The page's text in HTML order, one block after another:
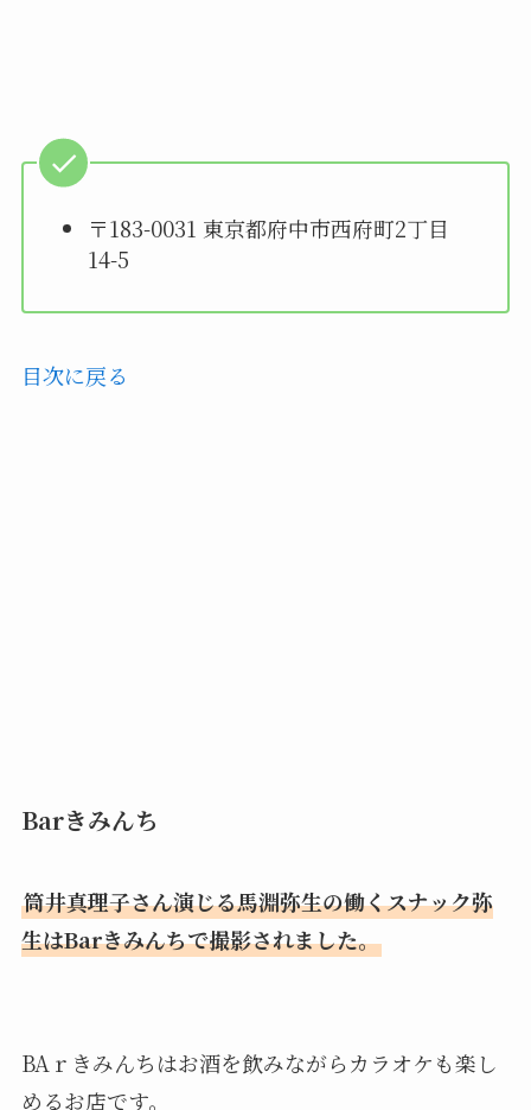
〒183-0031 東京都府中市西府町2丁目
14-5
目次に戻る
Barきみんち
筒井真理子さん演じる馬淵弥生の働くスナック弥
生はBarきみんちで撮影されました。
BAｒきみんちはお酒を飲みながらカラオケも楽し
めるお店です。